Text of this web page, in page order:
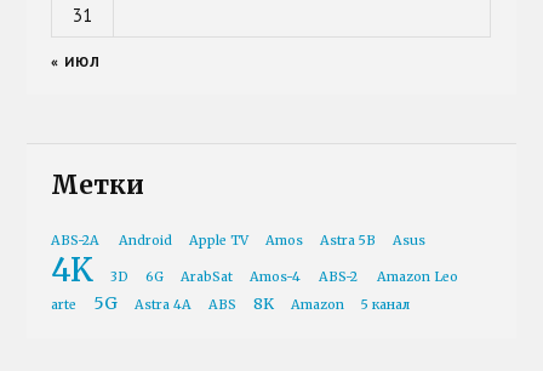
31
« ИЮЛ
Метки
ABS-2A Android Apple TV Amos Astra 5B Asus
4K 3D 6G ArabSat Amos-4 ABS-2
Amazon Leo
arte
5G Astra 4A ABS 8K Amazon 5 канал